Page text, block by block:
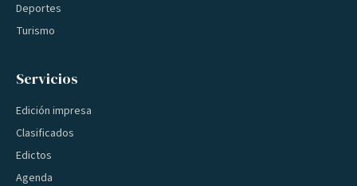
Deportes
Turismo
Servicios
Edición impresa
Clasificados
Edictos
Agenda